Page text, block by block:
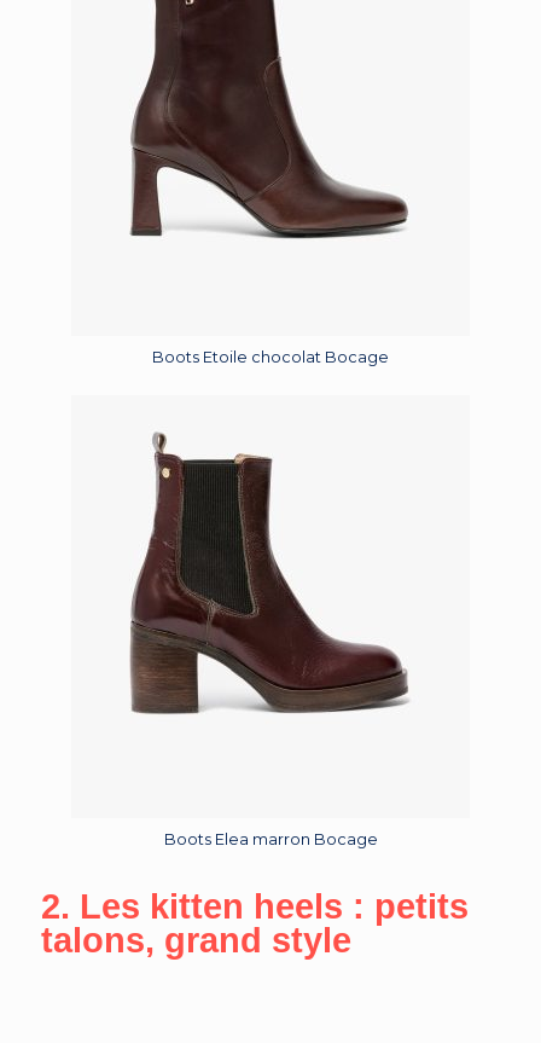
Boots Etoile chocolat Bocage
Boots Elea marron Bocage
2. Les kitten heels : petits
talons, grand style